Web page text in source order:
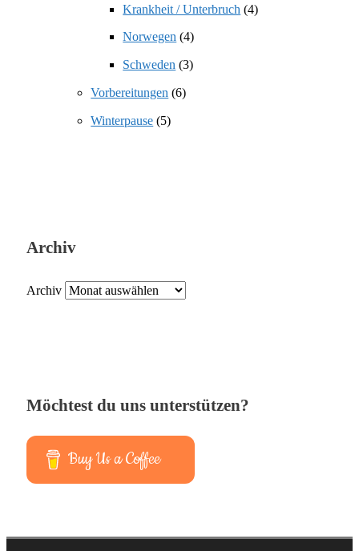
Krankheit / Unterbruch (4)
Norwegen (4)
Schweden (3)
Vorbereitungen (6)
Winterpause (5)
Archiv
Archiv
Möchtest du uns unterstützen?
Buy Us a Coffee